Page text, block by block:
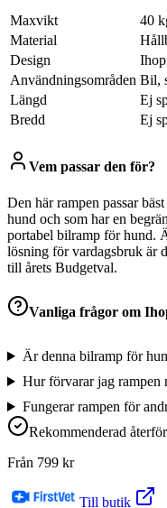
Maxvikt
40
Material
Design
Användningsområden Bil,
Längd
Ej
Bredd
Ej
Vem passar den för?
Den här rampen passar
hund och som har en
portabel bilramp för hund.
lösning för vardagsbruk är
till årets Budgetval.
Vanliga frågor om
Är denna bilramp för
Hur förvarar jag rampen
Fungerar rampen för
Rekommenderad
Från 799 kr
Till butik